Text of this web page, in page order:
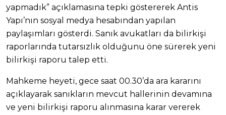
yapmadık” açıklamasına tepki göstererek Antis
Yapı’nın sosyal medya hesabından yapılan
paylaşımları gösterdi. Sanık avukatları da bilirkişi
raporlarında tutarsızlık olduğunu öne sürerek yeni
bilirkişi raporu talep etti.
Mahkeme heyeti, gece saat 00.30’da ara kararını
açıklayarak sanıkların mevcut hallerinin devamına
ve yeni bilirkişi raporu alınmasına karar vererek